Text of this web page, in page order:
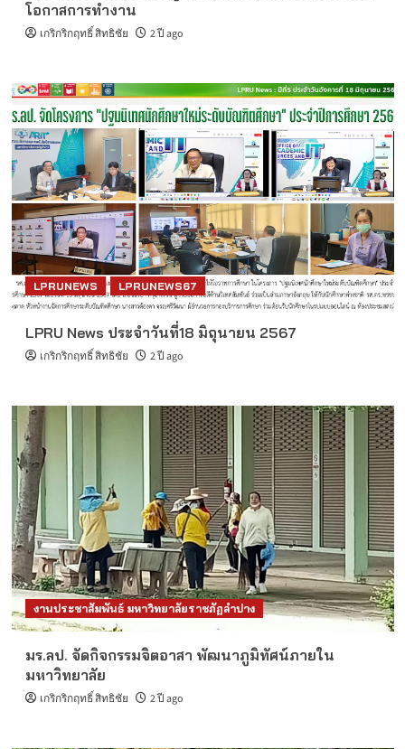
โอกาสการทำงาน
เกริกริกฤทธิ์ สิทธิชัย 2 ปี ago
LPRUNEWS LPRUNEWS67
LPRU News ประจำวันที่18 มิถุนายน 2567
เกริกริกฤทธิ์ สิทธิชัย 2 ปี ago
งานประชาสัมพันธ์ มหาวิทยาลัยราชภัฏลำปาง
มร.ลป. จัดกิจกรรมจิตอาสา พัฒนาภูมิทัศน์ภายใน
มหาวิทยาลัย
เกริกริกฤทธิ์ สิทธิชัย 2 ปี ago